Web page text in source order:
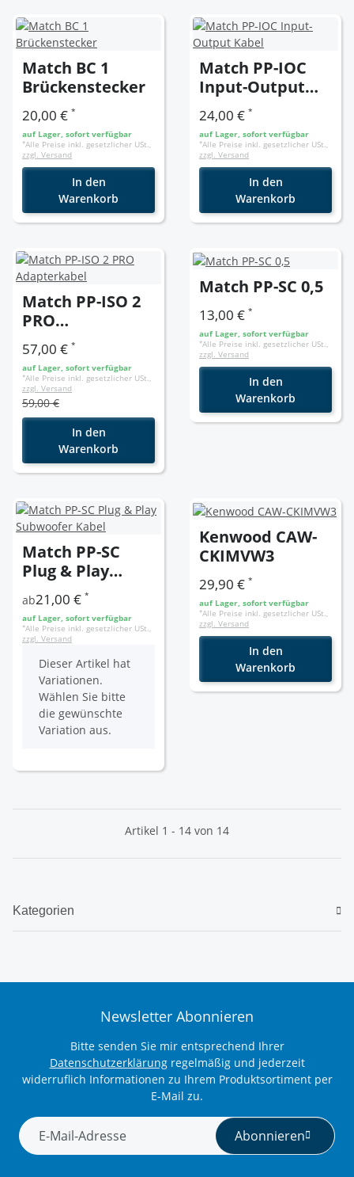
Match BC 1
Brückenstecker
20,00 € *
auf Lager, sofort verfügbar
*Alle Preise inkl. gesetzlicher USt.,
zzgl. Versand
In den
Warenkorb
Match PP-IOC
Input-Output
Kabel
24,00 € *
auf Lager, sofort verfügbar
*Alle Preise inkl. gesetzlicher USt.,
zzgl. Versand
In den
Warenkorb
Match PP-ISO 2
PRO
Adapterkabel
57,00 € *
auf Lager, sofort verfügbar
*Alle Preise inkl. gesetzlicher USt.,
zzgl. Versand
59,00 €
In den
Warenkorb
Match PP-SC 0,5
13,00 € *
auf Lager, sofort verfügbar
*Alle Preise inkl. gesetzlicher USt.,
zzgl. Versand
In den
Warenkorb
Match PP-SC
Plug & Play
Subwoofer Kabel
ab21,00 € *
auf Lager, sofort verfügbar
*Alle Preise inkl. gesetzlicher USt.,
zzgl. Versand
x
Dieser Artikel hat
Variationen.
Wählen Sie bitte
die gewünschte
Variation aus.
Kenwood CAW-
CKIMVW3
29,90 € *
auf Lager, sofort verfügbar
*Alle Preise inkl. gesetzlicher USt.,
zzgl. Versand
In den
Warenkorb
Artikel 1 - 14 von 14
Kategorien
Newsletter Abonnieren
Bitte senden Sie mir entsprechend Ihrer
Datenschutzerklärungregelmäßig und jederzeit
widerruflich Informationen zu Ihrem Produktsortiment per
E-Mail zu.
Abonnieren